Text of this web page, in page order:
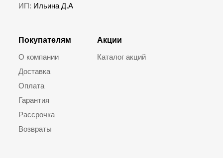
Покупателям
О компании
Доставка
Оплата
Гарантия
Рассрочка
Возвраты
Акции
Каталог акций
ИП: Ильина Д.А